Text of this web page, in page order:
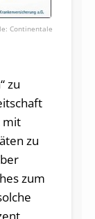
Continentale
zu
mit
zu
zum